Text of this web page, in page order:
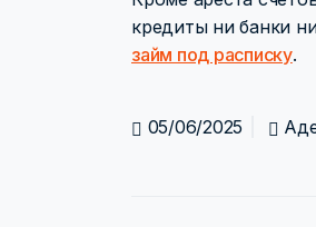
кредиты ни банки
займ под расписку.
05/06/2025